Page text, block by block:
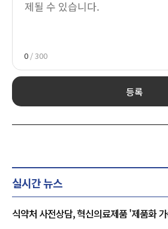
0 / 300
등록
실시간 뉴스
식약처 사전상담, 혁신의료제품 '제품화